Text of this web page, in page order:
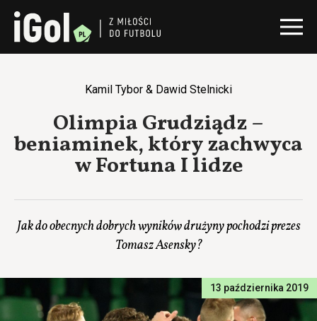
Kamil Tybor & Dawid Stelnicki
Olimpia Grudziądz –
beniaminek, który zachwyca
w Fortuna I lidze
Jak do obecnych dobrych wyników drużyny pochodzi prezes
Tomasz Asensky?
13 października 2019